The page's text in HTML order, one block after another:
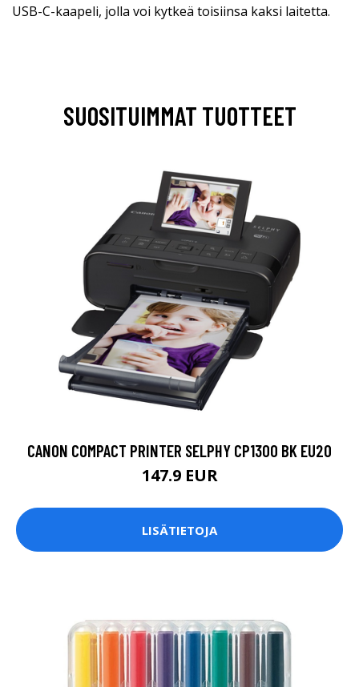
USB-C-kaapeli, jolla voi kytkeä toisiinsa kaksi laitetta.
SUOSITUIMMAT TUOTTEET
CANON COMPACT PRINTER SELPHY CP1300 BK EU20
147.9 EUR
LISÄTIETOJA